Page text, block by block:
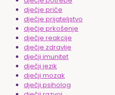
dječje priče
dječje prijateljstvo
dječje prkošenje
dječje reakcije
dječje zdravlje
dječji imunitet
dječji jezik
dječji mozak
dječji psiholog